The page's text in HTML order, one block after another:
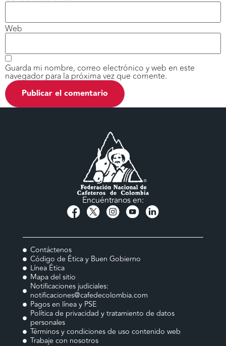
Web
Guarda mi nombre, correo electrónico y web en este
navegador para la próxima vez que comente.
Encuéntranos en:
Contáctenos
Código de Ética y Buen Gobierno
Línea Ética
Mapa del sitio
Notificaciones judiciales:
notificaciones@cafedecolombia.com
Pagos en línea y PSE
Política de privacidad y tratamiento de datos
personales
Términos y condiciones de uso contenido web
Trabaje con nosotros